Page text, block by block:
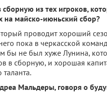
из тех игроков,
на майско-июньский сбор?
проводит хороший
пока в черкасской
бы не был хуже Лунина,
в сборную, и хорошая
Мальдеры, говоря о